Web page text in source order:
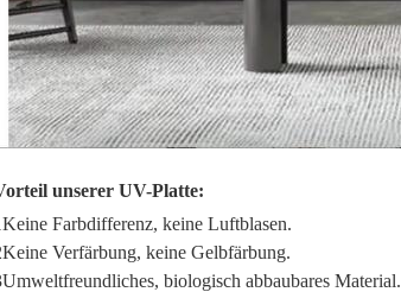
unserer UV-Platte:
Farbdifferenz, keine Luftblasen.
Verfärbung, keine Gelbfärbung.
biologisch abbaubares Material.